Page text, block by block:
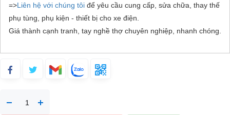
=>Liên hệ với chúng tôi để yêu cầu cung cấp, sửa chữa, thay thế
phụ tùng, phụ kiện - thiết bị cho xe điện.
Giá thành cạnh tranh, tay nghề thợ chuyên nghiệp, nhanh chóng.